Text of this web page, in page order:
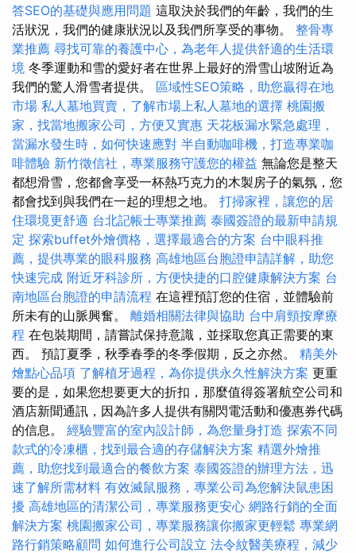
答SEO的基礎與應用問題 這取決於我們的年齡，我們的生
活狀況，我們的健康狀況以及我們所享受的事物。 整骨專
業推薦 尋找可靠的養護中心，為老年人提供舒適的生活環
境 冬季運動和雪的愛好者在世界上最好的滑雪山坡附近為
我們的驚人滑雪者提供。 區域性SEO策略，助您贏得在地
市場 私人墓地買賣，了解市場上私人墓地的選擇 桃園搬
家，找當地搬家公司，方便又實惠 天花板漏水緊急處理，
當漏水發生時，如何快速應對 半自動咖啡機，打造專業咖
啡體驗 新竹徵信社，專業服務守護您的權益 無論您是整天
都想滑雪，您都會享受一杯熱巧克力的木製房子的氣氛，您
都會找到與我們在一起的理想之地。 打掃家裡，讓您的居
住環境更舒適 台北記帳士專業推薦 泰國簽證的最新申請規
定 探索buffet外燴價格，選擇最適合的方案 台中眼科推
薦，提供專業的眼科服務 高雄地區台胞證申請詳解，助您
快速完成 附近牙科診所，方便快捷的口腔健康解決方案 台
南地區台胞證的申請流程 在這裡預訂您的住宿，並體驗前
所未有的山脈興奮。 離婚相關法律與協助 台中肩頸按摩療
程 在包裝期間，請嘗試保持意識，並採取您真正需要的東
西。 預訂夏季，秋季春季的冬季假期，反之亦然。 精美外
燴點心品項 了解植牙過程，為你提供永久性解決方案 更重
要的是，如果您想要更大的折扣，那麼值得簽署航空公司和
酒店新聞通訊，因為許多人提供有關閃電活動和優惠券代碼
的信息。 經驗豐富的室內設計師，為您量身打造 探索不同
款式的冷凍櫃，找到最合適的存儲解決方案 精選外燴推
薦，助您找到最適合的餐飲方案 泰國簽證的辦理方法，迅
速了解所需材料 有效滅鼠服務，專業公司為您解決鼠患困
擾 高雄地區的清潔公司，專業服務更安心 網路行銷的全面
解決方案 桃園搬家公司，專業服務讓你搬家更輕鬆 專業網
路行銷策略顧問 如何進行公司設立 法令紋醫美療程，減少